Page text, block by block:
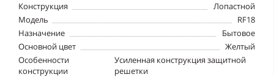
Конструкция
Лопастной
Модель
RF18
Назначение
Бытовое
Основной цвет
Желтый
Особенности
конструкции
Усиленная конструкция защитной
решетки